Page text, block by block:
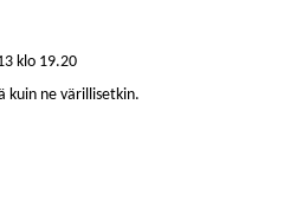
klo 19.20
kuin ne värillisetkin.